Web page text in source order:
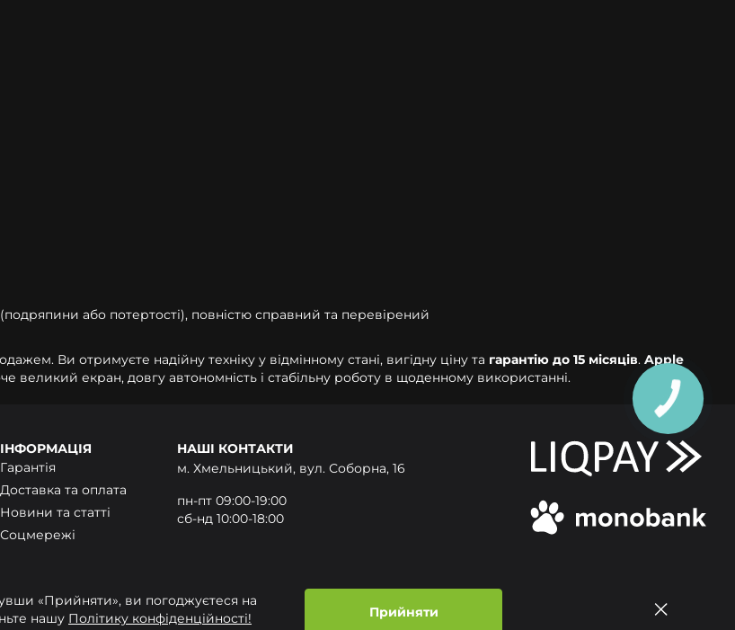
або потертості), повністю справний та перевірений
Ви отримуєте надійну техніку у відмінному стані, вигідну ціну та гарантію до 15 місяців. Apple
великий екран, довгу автономність і стабільну роботу в щоденному використанні.
ІНФОРМАЦІЯ
Гарантія
Доставка та оплата
Новини та статті
Соцмережі
НАШІ КОНТАКТИ
м. Хмельницький, вул. Соборна, 16
пн-пт 09:00-19:00
сб-нд 10:00-18:00
«Прийняти», ви погоджуєтеся на
нашу Політику конфіденційності! Прийняти